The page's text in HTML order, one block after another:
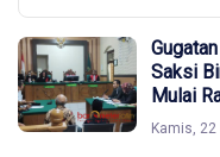
Saksi
Mulai
Kamis, 22